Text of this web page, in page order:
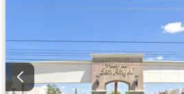
Sin amueblar